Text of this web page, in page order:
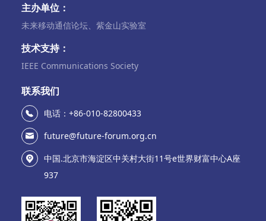
主办单位：
未来移动通信论坛、紫金山实验室
技术支持：
IEEE Communications Society
联系我们
电话：+86-010-82800433
future@future-forum.org.cn
中国.北京市海淀区中关村大街11号e世界财富中心A座
937